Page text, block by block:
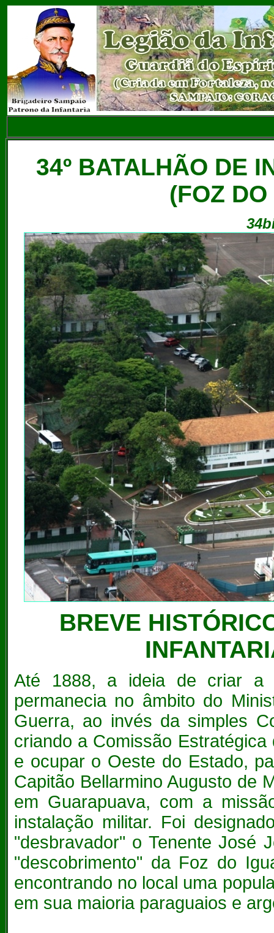
34º BATALHÃO DE
(FOZ
BREVE
Até 1888, a ideia de criar a
permanecia no âmbito do
Guerra, ao invés da simples
criando a Comissão
e ocupar o Oeste do Estado,
Capitão Bellarmino Augusto de
em Guarapuava, com a
instalação militar. Foi
"desbravador" o Tenente José
"descobrimento" da Foz do
encontrando no local uma
em sua maioria paraguaios e